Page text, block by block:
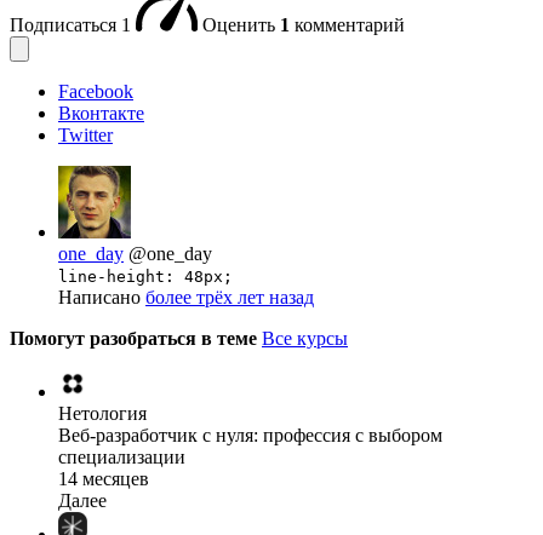
Подписаться 1 Оценить 1 комментарий
Facebook
Вконтакте
Twitter
one_day @one_day
line-height: 48px;
Написано более трёх лет назад
Помогут разобраться в теме Все курсы
Нетология
Веб-разработчик с нуля: профессия с выбором
специализации
14 месяцев
Далее